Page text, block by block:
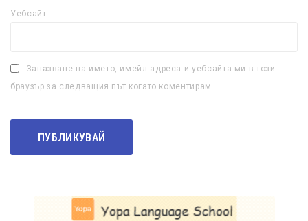
Уебсайт
Запазване на името, имейл адреса и уебсайта ми в този
браузър за следващия път когато коментирам.